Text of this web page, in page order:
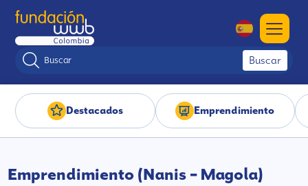
Buscar
Destacados Emprendimiento
Emprendimiento (Nanis – Magola)